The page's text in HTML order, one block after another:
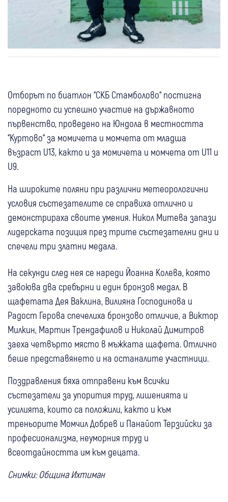
Отборът по биатлон “СКБ Стамболово“ постигна
поредното си успешно участие на държавното
първенство, проведено на Юндола в местността
“Куртово“ за момичета и момчета от младша
възраст U13, както и за момичета и момчета от U11 и
U9.
На широките поляни при различни метеорологични
условия състезателите се справиха отлично и
демонстрираха своите умения. Никол Митева запази
лидерската позиция през трите състезателни дни и
спечели три златни медала.
На секунди след нея се нареди Йоанна Колева, която
завоюва два сребърни и един бронзов медал. В
щафетата Дея Ваклина, Вилияна Господинова и
Радост Герова спечелиха бронзово отличие, а Виктор
Милкин, Мартин Трендафилов и Николай Димитров
заеха четвърто място в мъжката щафета. Отлично
беше представянето и на останалите участници.
Поздравления бяха отправени към всички
състезатели за упорития труд, лишенията и
усилията, които са положили, както и към
треньорите Момчил Добрев и Панайот Терзийски за
професионализма, неуморния труд и
всеотдайността им към децата.
Снимки: Община Ихтиман